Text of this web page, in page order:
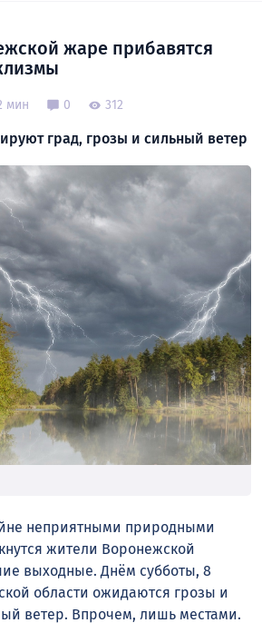
жаре прибавятся
мин 0 312
град, грозы и сильный ветер
неприятными природными
жители Воронежской
выходные. Днём субботы, 8
области ожидаются грозы и
ветер. Впрочем, лишь местами.